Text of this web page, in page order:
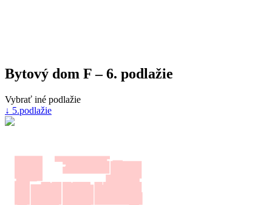
Bytový dom F – 6. podlažie
Vybrať iné podlažie
↓ 5.podlažie